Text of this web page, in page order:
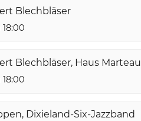
Blechbläser
Blechbläser, Haus Marteau
Dixieland-Six-Jazzband